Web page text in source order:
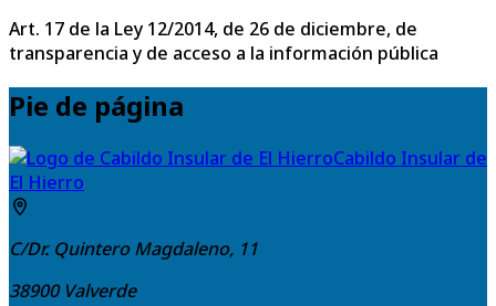
Art. 17 de la Ley 12/2014, de 26 de diciembre, de
transparencia y de acceso a la información pública
Pie de página
Cabildo Insular de
El Hierro
C/Dr. Quintero Magdaleno, 11
38900 Valverde